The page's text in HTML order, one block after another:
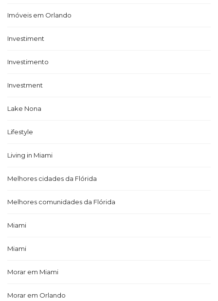
Imóveis em Orlando
Investiment
Investimento
Investment
Lake Nona
Lifestyle
Living in Miami
Melhores cidades da Flórida
Melhores comunidades da Flórida
Miami
Miami
Morar em Miami
Morar em Orlando